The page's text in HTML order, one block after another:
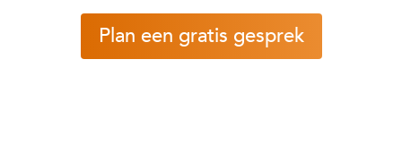
Plan een gratis gesprek